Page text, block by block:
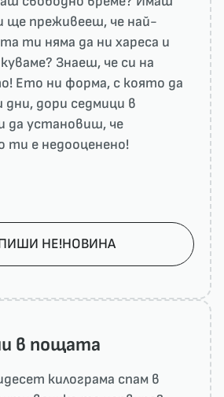
ще преживееш, че най-
ти няма да ни харесa и
Знаеш, че си на
Ето ни форма, с която да
дори седмици в
да установиш, че
е недооценено!
НЕ!НОВИНА
в пощата
килограма спам в